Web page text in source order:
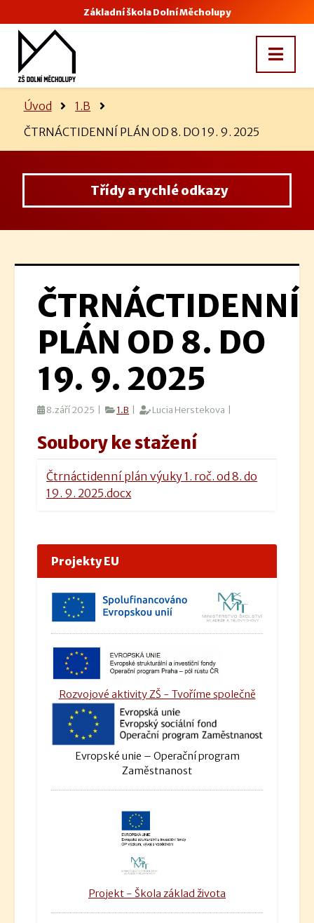
Základní škola Dolní Měcholupy
Úvod
1.B
ČTRNÁCTIDENNÍ PLÁN OD 8. DO 19. 9. 2025
Třídy a rychlé odkazy
ČTRNÁCTIDENNÍ
PLÁN OD 8. DO
19. 9. 2025
8.září 2025 | 1.B | Lucia Herstekova |
Soubory ke stažení
Čtrnáctidenní plán výuky 1. roč. od 8. do
19. 9. 2025.docx
Projekty EU
Rozvojové aktivity ZŠ - Tvoříme společně
Evropské unie – Operační program
Zaměstnanost
Projekt - Škola základ života